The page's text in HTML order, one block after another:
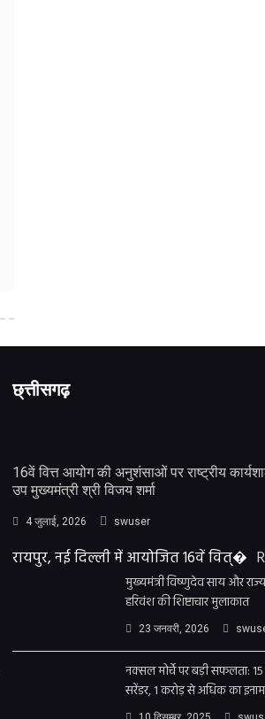
छ्त्तीसगढ़
16वें वित्त आयोग की अनुशंसाओं पर राष्ट्रीय
उप मुख्यमंत्री श्री विजय शर्मा
4 जुलाई, 2026 swuser
रायपुर, नई दिल्ली में आयोजित 16वें वित्�
मुख्यमंत्री विष्णुदेव साय और
हरिवंश की शिष्टाचार मुलाकात
23 जनवरी, 2026
नक्सल मोर्चे पर बड़ी सफलता:
सरेंडर, 1 करोड़ से अधिक का